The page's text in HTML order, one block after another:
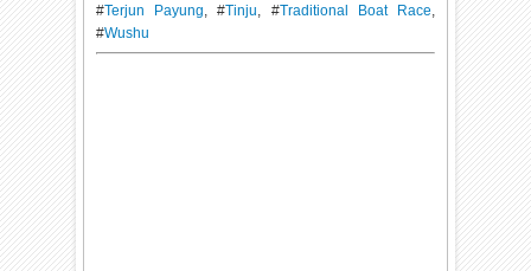
#Terjun Payung, #Tinju, #Traditional Boat Race,
#Wushu